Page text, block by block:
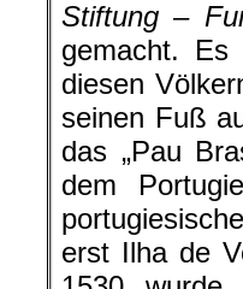
Stiftung –
gemacht.
diesen
seinen Fuß
das „Pau
dem
erst Ilha de